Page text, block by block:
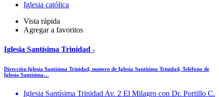
Iglesia católica
Vista rápida
Agregar a favoritos
Iglesia Santísima Trinidad -
Dirección Iglesia Santísima Trinidad, numero de Iglesia Santísima Trinidad, Teléfono de
Iglesia Santísima…
Iglesia Santísima Trinidad Av. 2 El Milagro con Dr. Portillo C.